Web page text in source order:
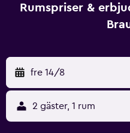
plats eller i närheten.
Rumspriser &
fre 14/8
2 gäster, 1 rum